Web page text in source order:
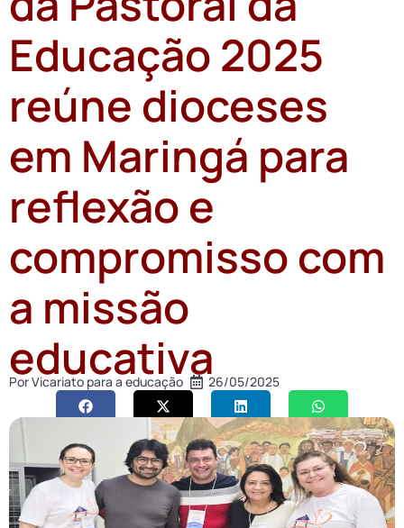
Educação 2025
reúne dioceses
em Maringá para
reflexão e
compromisso com
a missão
educativa
PorVicariato para a educação 26/05/2025